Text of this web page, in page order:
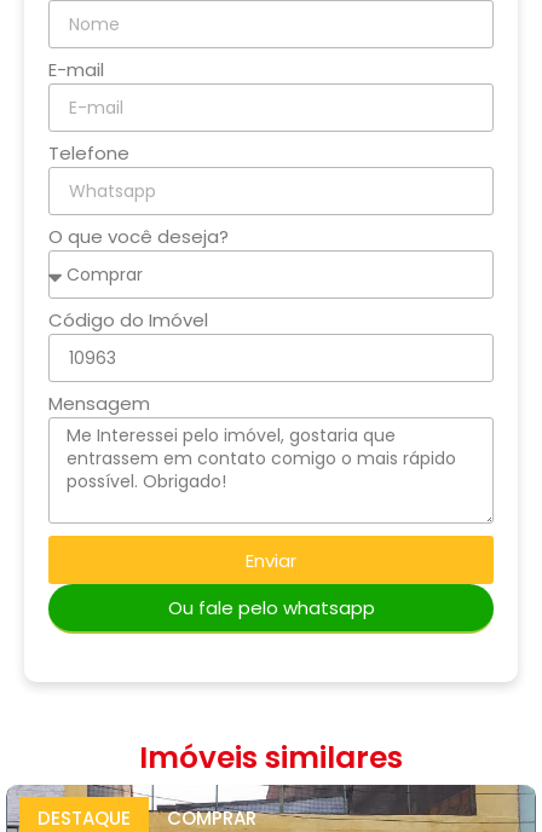
E-mail
Telefone
O que você deseja?
Código do Imóvel
Mensagem
Enviar
Ou fale pelo whatsapp
Imóveis similares
DESTAQUE COMPRAR